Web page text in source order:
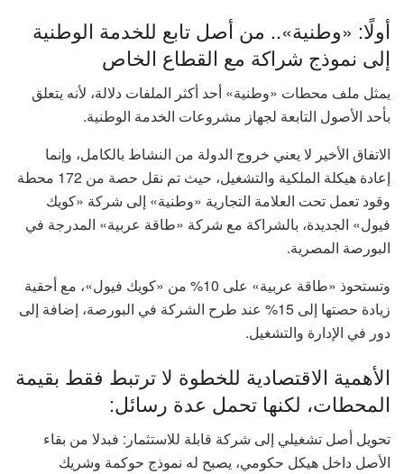
أولًا: «وطنية».. من أصل تابع للخدمة الوطنية
إلى نموذج شراكة مع القطاع الخاص
يمثل ملف محطات «وطنية» أحد أكثر الملفات دلالة، لأنه يتعلق
بأحد الأصول التابعة لجهاز مشروعات الخدمة الوطنية.
الاتفاق الأخير لا يعني خروج الدولة من النشاط بالكامل، وإنما
إعادة هيكلة الملكية والتشغيل، حيث تم نقل حصة من 172 محطة
وقود تعمل تحت العلامة التجارية «وطنية» إلى شركة «كويك
فيول» الجديدة، بالشراكة مع شركة «طاقة عربية» المدرجة في
البورصة المصرية.
وتستحوذ «طاقة عربية» على 10% من «كويك فيول»، مع أحقية
زيادة حصتها إلى 15% عند طرح الشركة في البورصة، إضافة إلى
دور في الإدارة والتشغيل.
الأهمية الاقتصادية للخطوة لا ترتبط فقط بقيمة
المحطات، لكنها تحمل عدة رسائل:
تحويل أصل تشغيلي إلى شركة قابلة للاستثمار: فبدلا من بقاء
الأصل داخل هيكل حكومي، يصبح له نموذج حوكمة وشريك